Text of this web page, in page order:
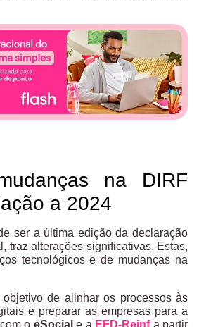
na DIRF
a 2024
ser a última edição da declaração
traz alterações significativas. Estas,
tecnológicos e de mudanças na
de alinhar os processos às
e preparar as empresas para a
o eSocial e a EFD-Reinfa partir